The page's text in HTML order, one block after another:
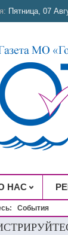
Пятница, 07
НАС
События